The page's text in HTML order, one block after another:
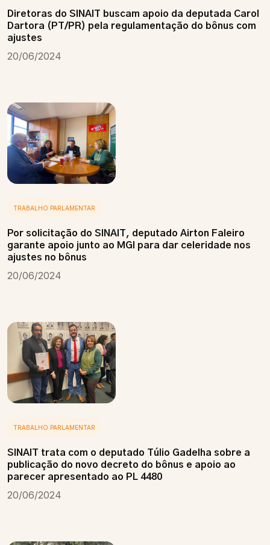
Diretoras do SINAIT buscam apoio da deputada Carol
Dartora (PT/PR) pela regulamentação do bônus com
ajustes
20/06/2024
TRABALHO PARLAMENTAR
Por solicitação do SINAIT, deputado Airton Faleiro
garante apoio junto ao MGI para dar celeridade nos
ajustes no bônus
20/06/2024
TRABALHO PARLAMENTAR
SINAIT trata com o deputado Túlio Gadelha sobre a
publicação do novo decreto do bônus e apoio ao
parecer apresentado ao PL 4480
20/06/2024